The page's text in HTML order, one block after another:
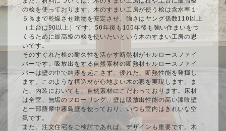
の桧を使っております。木のすまい工房が使う桧は含水率１
５％まで乾燥させ建物を安定させ、強さはヤング係数110以上
（土台は90以上）です。50年後も100年後も強い住まいをつ
くるために最高級の桧を使いたいという木のすまい工房の思
いです。
そのすぐれた桧の耐久性を活かす断熱材がセルロースファイ
バーです。吸放出をする自然素材の断熱材セルロースファイ
バーは壁の中で結露を起こさず、優れた、断熱性能を発揮し
ます。このような構造材が心地よい木の家を実現します。ま
た、内装においても、自然素材にこだわっております。床材
は全室、無垢のフローリング、壁は吸放出性能の高い漆喰壁
と一部薩摩中霧島壁を使っており、いつも室内はきれいな空
気です。
また、注文住宅をご検討であれば、デザインも重要です。木